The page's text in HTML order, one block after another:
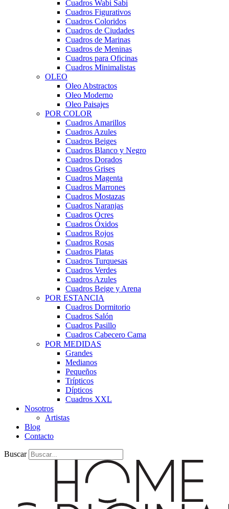
Cuadros Wabi Sabi
Cuadros Figurativos
Cuadros Coloridos
Cuadros de Ciudades
Cuadros de Marinas
Cuadros de Meninas
Cuadros para Oficinas
Cuadros Minimalistas
OLEO
Oleo Abstractos
Oleo Moderno
Oleo Paisajes
POR COLOR
Cuadros Amarillos
Cuadros Azules
Cuadros Beiges
Cuadros Blanco y Negro
Cuadros Dorados
Cuadros Grises
Cuadros Magenta
Cuadros Marrones
Cuadros Mostazas
Cuadros Naranjas
Cuadros Ocres
Cuadros Óxidos
Cuadros Rojos
Cuadros Rosas
Cuadros Platas
Cuadros Turquesas
Cuadros Verdes
Cuadros Azules
Cuadros Beige y Arena
POR ESTANCIA
Cuadros Dormitorio
Cuadros Salón
Cuadros Pasillo
Cuadros Cabecero Cama
POR MEDIDAS
Grandes
Medianos
Pequeños
Trípticos
Dípticos
Cuadros XXL
Nosotros
Artistas
Blog
Contacto
Buscar